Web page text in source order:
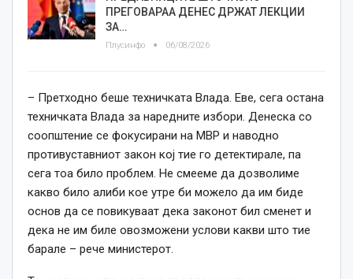
ПРЕГОВАРАА ДЕНЕС ДРЖАТ ЛЕКЦИИ
ЗА…
Плусинфо 06/08/2026
– Претходно беше техничката Влада. Еве, сега остана
техничката Влада за наредните избори. Денеска со
соопштение се фокусирани на МВР и наводно
противуставниот закон кој тие го детектирале, па
сега тоа било проблем. Не смееме да дозволиме
какво било алиби кое утре би можело да им биде
основ да се повикуваат дека законот бил сменет и
дека не им биле овозможени услови какви што тие
барале – рече министерот.